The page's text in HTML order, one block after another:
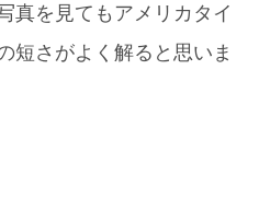
真を見てもアメリカタイ
短さがよく解ると思いま